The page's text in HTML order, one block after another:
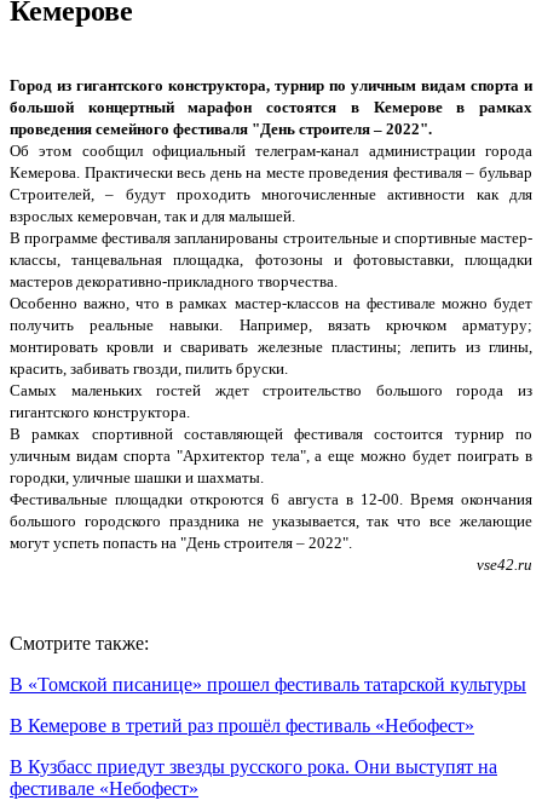
Кемерове
Город из гигантского конструктора, турнир по уличным видам спорта и
большой концертный марафон состоятся в Кемерове в рамках
проведения семейного фестиваля "День строителя – 2022".
Об этом сообщил официальный телеграм-канал администрации города
Кемерова. Практически весь день на месте проведения фестиваля – бульвар
Строителей, – будут проходить многочисленные активности как для
взрослых кемеровчан, так и для малышей.
В программе фестиваля запланированы строительные и спортивные мастер-
классы, танцевальная площадка, фотозоны и фотовыставки, площадки
мастеров декоративно-прикладного творчества.
Особенно важно, что в рамках мастер-классов на фестивале можно будет
получить реальные навыки. Например, вязать крючком арматуру;
монтировать кровли и сваривать железные пластины; лепить из глины,
красить, забивать гвозди, пилить бруски.
Самых маленьких гостей ждет строительство большого города из
гигантского конструктора.
В рамках спортивной составляющей фестиваля состоится турнир по
уличным видам спорта "Архитектор тела", а еще можно будет поиграть в
городки, уличные шашки и шахматы.
Фестивальные площадки откроются 6 августа в 12-00. Время окончания
большого городского праздника не указывается, так что все желающие
могут успеть попасть на "День строителя – 2022".
vse42.ru
Смотрите также:
В «Томской писанице» прошел фестиваль татарской культуры
В Кемерове в третий раз прошёл фестиваль «Небофест»
В Кузбасс приедут звезды русского рока. Они выступят на
фестивале «Небофест»